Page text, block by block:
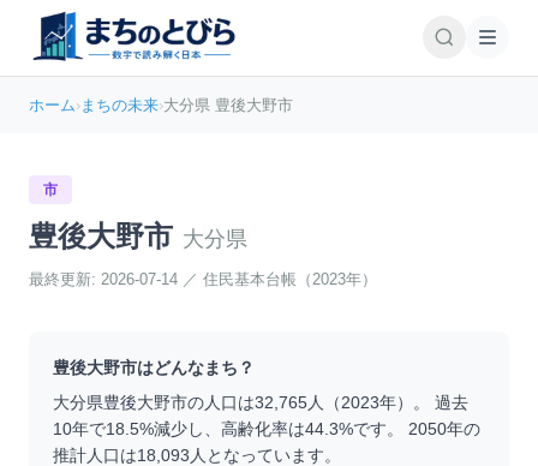
ホーム›まちの未来›大分県 豊後大野市
市
豊後大野市 大分県
最終更新: 2026-07-14 ／ 住民基本台帳（2023年）
豊後大野市はどんなまち？
大分県豊後大野市の人口は32,765人（2023年）。 過去
10年で18.5%減少し、高齢化率は44.3%です。 2050年の
推計人口は18,093 人となっています。